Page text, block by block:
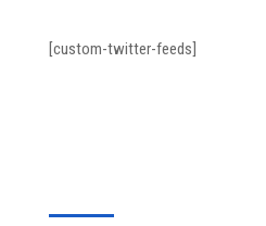
[custom-twitter-feeds]